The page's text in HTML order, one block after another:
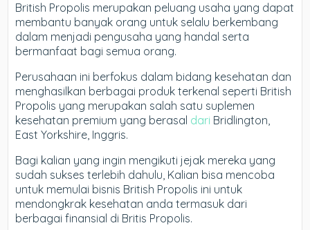
British Propolis merupakan peluang usaha yang dapat
membantu banyak orang untuk selalu berkembang
dalam menjadi pengusaha yang handal serta
bermanfaat bagi semua orang.
Perusahaan ini berfokus dalam bidang kesehatan dan
menghasilkan berbagai produk terkenal seperti British
Propolis yang merupakan salah satu suplemen
kesehatan premium yang berasal dari Bridlington,
East Yorkshire, Inggris.
Bagi kalian yang ingin mengikuti jejak mereka yang
sudah sukses terlebih dahulu, Kalian bisa mencoba
untuk memulai bisnis British Propolis ini untuk
mendongkrak kesehatan anda termasuk dari
berbagai finansial di Britis Propolis.